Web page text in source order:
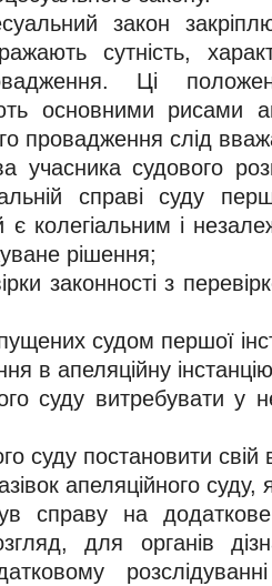
закон
сутність,
Ці
основними рисами
провадження слід
учасника судового
справі суду
колегіальним і
рішення;
законності з
судом першої
в апеляційну
суду витребувати у
суду постановити свій
апеляційного
справу на
для органів